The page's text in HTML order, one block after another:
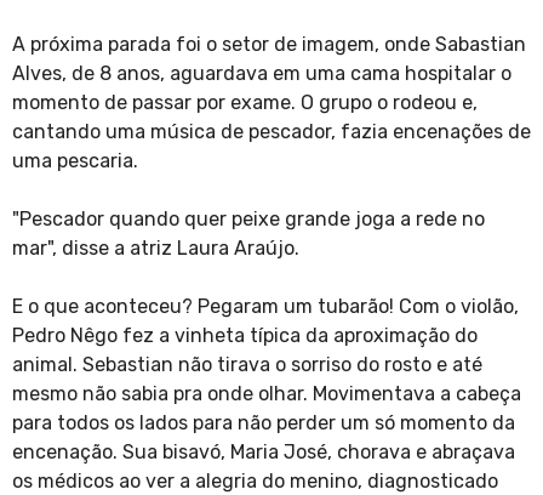
A próxima parada foi o setor de imagem, onde Sabastian
Alves, de 8 anos, aguardava em uma cama hospitalar o
momento de passar por exame. O grupo o rodeou e,
cantando uma música de pescador, fazia encenações de
uma pescaria.
"Pescador quando quer peixe grande joga a rede no
mar", disse a atriz Laura Araújo.
E o que aconteceu? Pegaram um tubarão! Com o violão,
Pedro Nêgo fez a vinheta típica da aproximação do
animal. Sebastian não tirava o sorriso do rosto e até
mesmo não sabia pra onde olhar. Movimentava a cabeça
para todos os lados para não perder um só momento da
encenação. Sua bisavó, Maria José, chorava e abraçava
os médicos ao ver a alegria do menino, diagnosticado